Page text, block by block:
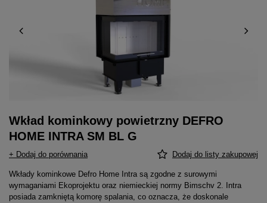
Wkład kominkowy powietrzny DEFRO
HOME INTRA SM BL G
+ Dodaj do porównania Dodaj do listy zakupowej
Wkłady kominkowe Defro Home Intra są zgodne z surowymi
wymaganiami Ekoprojektu oraz niemieckiej normy Bimschv 2. Intra
posiada zamkniętą komorę spalania, co oznacza, że doskonale